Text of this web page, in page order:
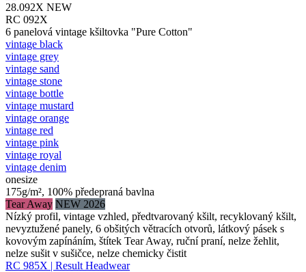
28.092X NEW
RC 092X
6 panelová vintage kšiltovka "Pure Cotton"
vintage black
vintage grey
vintage sand
vintage stone
vintage bottle
vintage mustard
vintage orange
vintage red
vintage pink
vintage royal
vintage denim
onesize
175g/m², 100% předepraná bavlna
Tear Away NEW 2026
Nízký profil, vintage vzhled, předtvarovaný kšilt, recyklovaný kšilt,
nevyztužené panely, 6 obšitých větracích otvorů, látkový pásek s
kovovým zapínáním, štítek Tear Away, ruční praní, nelze žehlit,
nelze sušit v sušičce, nelze chemicky čistit
RC 985X | Result Headwear